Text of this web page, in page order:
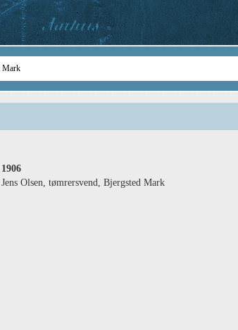
1906
Jens Olsen, tømrersvend, Bjergsted Mark